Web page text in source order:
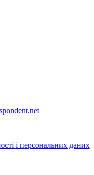
і персональних даних